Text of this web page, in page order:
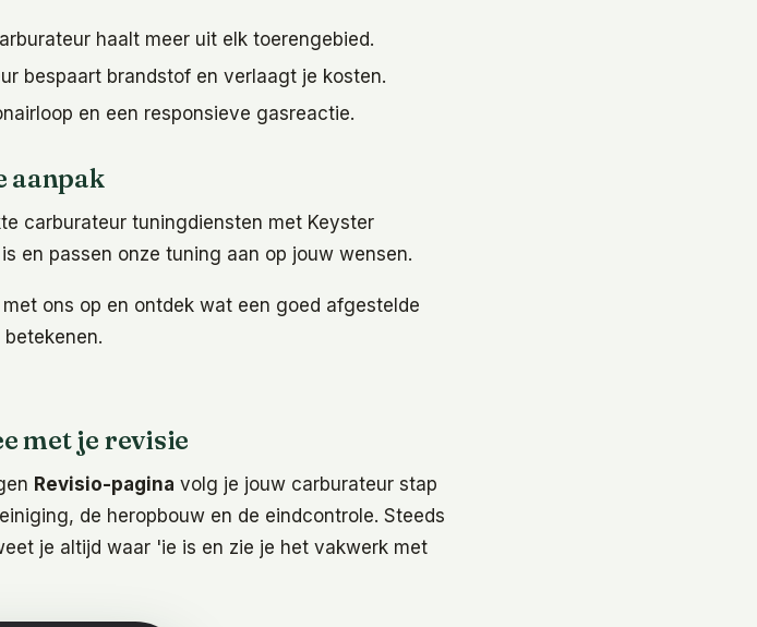
haalt meer uit elk toerengebied.
bespaart brandstof en verlaagt je kosten.
en een responsieve gasreactie.
aanpak
carburateur tuningdiensten met Keyster
en passen onze tuning aan op jouw wensen.
ons op en ontdek wat een goed afgestelde
met je revisie
Revisio-pagina volg je jouw carburateur stap
de heropbouw en de eindcontrole. Steeds
je altijd waar 'ie is en zie je het vakwerk met